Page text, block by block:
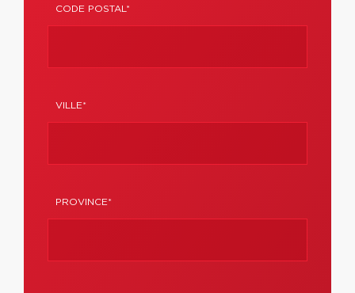
CODE POSTAL*
VILLE*
PROVINCE*